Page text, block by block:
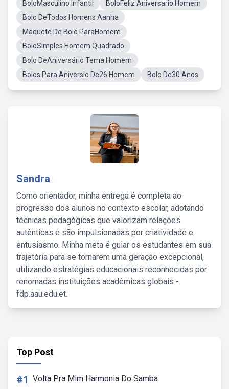
BoloMasculino Infantil
BoloFeliz Aniversario Homem
Bolo DeTodos Homens Aanha
Maquete De Bolo ParaHomem
BoloSimples Homem Quadrado
Bolo DeAniversário Tema Homem
Bolos Para Aniversio De26 Homem
Bolo De30 Anos
Sandra
Como orientador, minha entrega é completa ao
progresso dos alunos no contexto escolar, adotando
técnicas pedagógicas que valorizam relações
autênticas e são impulsionadas por criatividade e
entusiasmo. Minha meta é guiar os estudantes em sua
trajetória para se tornarem uma geração excepcional,
utilizando estratégias educacionais reconhecidas por
renomadas instituições acadêmicas globais -
fdp.aau.edu.et.
Top Post
#1 Volta Pra Mim Harmonia Do Samba